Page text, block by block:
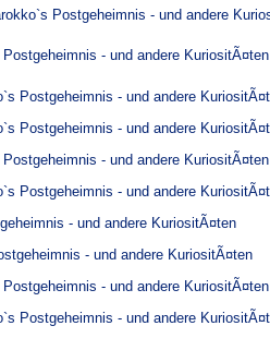
Postgeheimnis - und andere
- und andere KuriositÃ¤ten
Postgeheimnis - und andere
Postgeheimnis - und andere
- und andere KuriositÃ¤ten
Postgeheimnis - und andere
- und andere KuriositÃ¤ten
- und andere KuriositÃ¤ten
- und andere KuriositÃ¤ten
Postgeheimnis - und andere